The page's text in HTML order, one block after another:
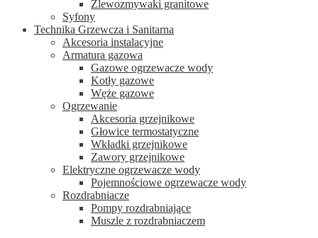
Zlewozmywaki granitowe
Syfony
Technika Grzewcza i Sanitarna
Akcesoria instalacyjne
Armatura gazowa
Gazowe ogrzewacze wody
Kotły gazowe
Węże gazowe
Ogrzewanie
Akcesoria grzejnikowe
Głowice termostatyczne
Wkładki grzejnikowe
Zawory grzejnikowe
Elektryczne ogrzewacze wody
Pojemnościowe ogrzewacze wody
Rozdrabniacze
Pompy rozdrabniające
Muszle z rozdrabniaczem